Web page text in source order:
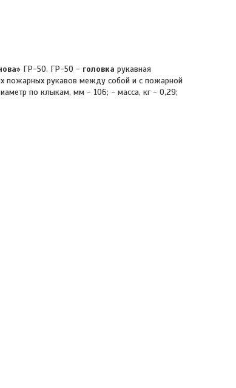
» ГР-50. ГР-50 - головка рукавная
пожарных рукавов между собой и с пожарной
по клыкам, мм - 106; - масса, кг - 0,29;